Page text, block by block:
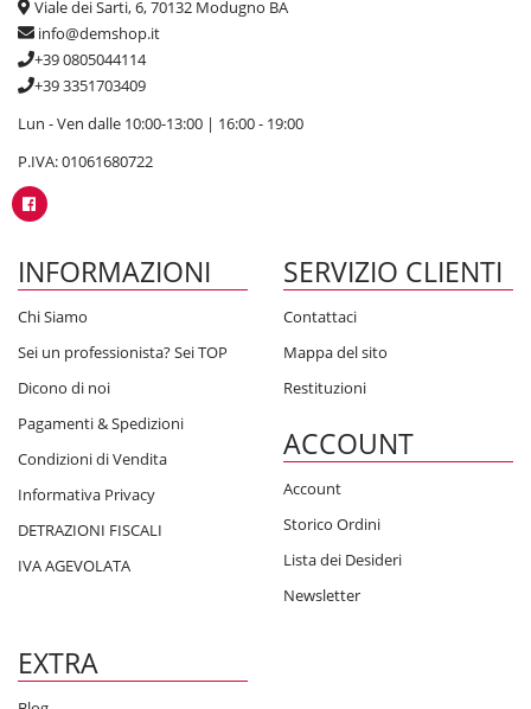
Viale dei Sarti, 6, 70132 Modugno BA
info@demshop.it
+39 0805044114
+39 3351703409
Lun - Ven dalle 10:00-13:00 | 16:00 - 19:00
P.IVA: 01061680722
INFORMAZIONI
Chi Siamo
Sei un professionista? Sei TOP
Dicono di noi
Pagamenti & Spedizioni
Condizioni di Vendita
Informativa Privacy
DETRAZIONI FISCALI
IVA AGEVOLATA
SERVIZIO CLIENTI
Contattaci
Mappa del sito
Restituzioni
ACCOUNT
Account
Storico Ordini
Lista dei Desideri
Newsletter
EXTRA